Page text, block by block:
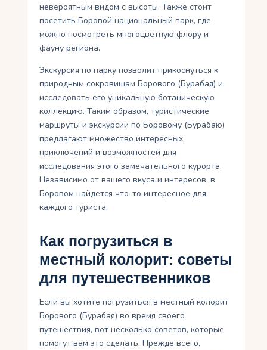
невероятным видом с высоты. Также стоит
посетить Боровой национальный парк, где
можно посмотреть многоцветную флору и
фауну региона.
Экскурсия по парку позволит прикоснуться к
природным сокровищам Борового (Бурабая) и
исследовать его уникальную ботаническую
коллекцию. Таким образом, туристические
маршруты и экскурсии по Боровому (Бурабаю)
предлагают множество интересных
приключений и возможностей для
исследования этого замечательного курорта.
Независимо от вашего вкуса и интересов, в
Боровом найдется что-то интересное для
каждого туриста.
Как погрузиться в
местный колорит: советы
для путешественников
Если вы хотите погрузиться в местный колорит
Борового (Бурабая) во время своего
путешествия, вот несколько советов, которые
помогут вам это сделать. Прежде всего,